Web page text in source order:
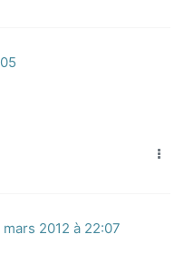
mars 2012 à 22:07